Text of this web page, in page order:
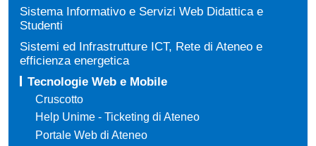
Sistema Informativo e Servizi Web Didattica e
Studenti
Sistemi ed Infrastrutture ICT, Rete di Ateneo e
efficienza energetica
Tecnologie Web e Mobile
Cruscotto
Help Unime - Ticketing di Ateneo
Portale Web di Ateneo